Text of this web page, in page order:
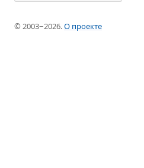
© 2003−2026.О проекте